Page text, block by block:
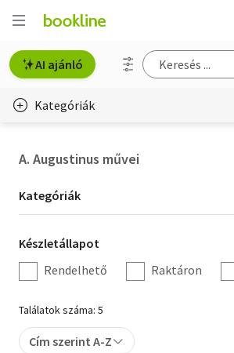
AI ajánló
Kategóriák
Hobbi, szabadidő
Irodalom
Művészet
Szakkönyv
A. Augustinus művei
Kategória
szűrés
Kategóriák
Készletállapot
szűrés
Készletállapot
Rendelhető
Raktáron
Találatok száma: 5
Cím szerint A-Z